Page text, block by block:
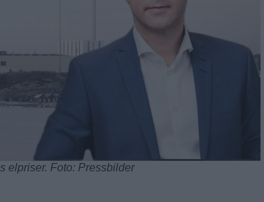
elpriser. Foto: Pressbilder